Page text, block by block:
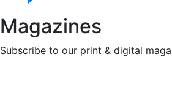
Magazines
Subscribe to our print & digital